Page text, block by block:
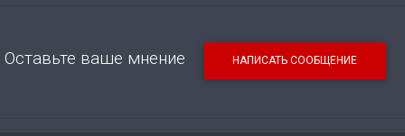
Оставьте ваше мнение НАПИСАТЬ СООБЩЕНИЕ